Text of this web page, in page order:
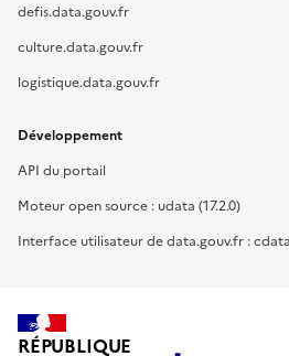
defis.data.gouv.fr
culture.data.gouv.fr
logistique.data.gouv.fr
Développement
API du portail
Moteur open source : udata (17.2.0)
Interface utilisateur de data.gouv.fr :
RÉPUBLIQUE